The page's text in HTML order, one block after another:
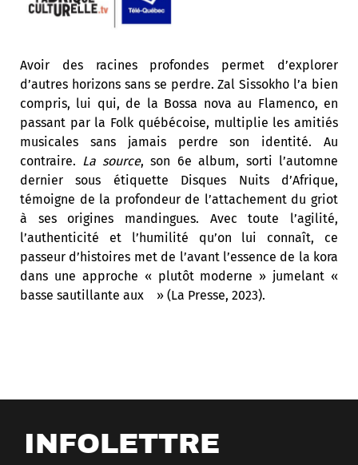
Avoir des racines profondes permet d’explorer
d’autres horizons sans se perdre. Zal Sissokho l’a bien
compris, lui qui, de la Bossa nova au Flamenco, en
passant par la Folk québécoise, multiplie les amitiés
musicales sans jamais perdre son identité. Au
contraire. La source, son 6e album, sorti l’automne
dernier sous étiquette Disques Nuits d’Afrique,
témoigne de la profondeur de l’attachement du griot
à ses origines mandingues. Avec toute l’agilité,
l’authenticité et l’humilité qu’on lui connaît, ce
passeur d’histoires met de l’avant l’essence de la kora
dans une approche « plutôt moderne » jumelant «
basse sautillante aux » (La Presse, 2023).
INFOLETTRE